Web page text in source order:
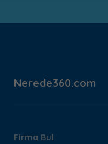
Nerede360.com
Firma Bul